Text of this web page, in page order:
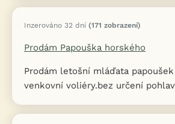
Inzerováno 32 dní (171 zobrazení)
Prodám Papouška horského
Prodám letošní mláďata
venkovní voliéry.bez určení